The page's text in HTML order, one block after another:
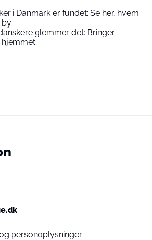
i Danmark er fundet: Se her, hvem
by
glemmer det: Bringer
personoplysninger